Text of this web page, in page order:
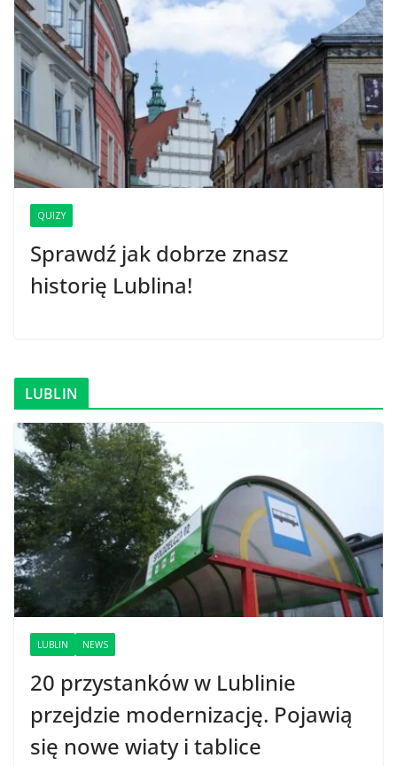
QUIZY
Sprawdź jak dobrze znasz
historię Lublina!
LUBLIN
LUBLIN NEWS
20 przystanków w Lublinie
przejdzie modernizację. Pojawią
się nowe wiaty i tablice